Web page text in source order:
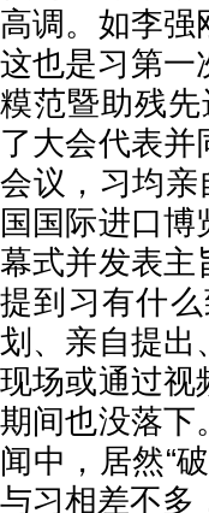
高调。如李强
这也是习第一
糢范暨助残
了大会代表并
会议，习均
国国际进口
幕式并发表主
提到习有什
划、亲自提出
现场或通过视
期间也没落下
闻中，居然“
与习相差不多